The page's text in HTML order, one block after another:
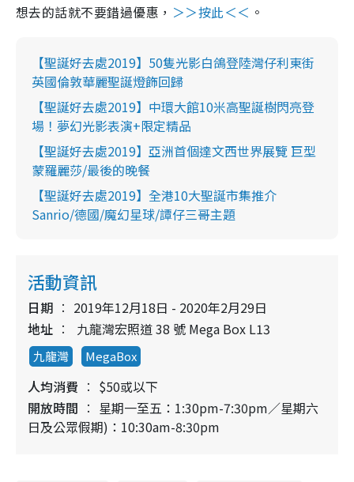
想去的話就不要錯過優惠， ＞＞按此＜＜ 。
【聖誕好去處2019】50隻光影白鴿登陸灣仔利東街
英國倫敦華麗聖誕燈飾回歸
【聖誕好去處2019】中環大館10米高聖誕樹閃亮登
場！夢幻光影表演+限定精品
【聖誕好去處2019】亞洲首個達文西世界展覽 巨型
蒙羅麗莎/最後的晚餐
【聖誕好去處2019】全港10大聖誕市集推介
Sanrio/德國/魔幻星球/譚仔三哥主題
活動資訊
日期
2019年12月18日 - 2020年2月29日
地址
九龍灣宏照道 38 號 Mega Box L13
九龍灣 MegaBox
人均消費
$50或以下
開放時間
星期一至五：1:30pm-7:30pm／星期六
日及公眾假期)：10:30am-8:30pm